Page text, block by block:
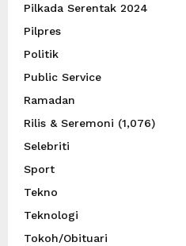
Pilkada Serentak 2024
Pilpres
Politik
Public Service
Ramadan
Rilis & Seremoni (1,076)
Selebriti
Sport
Tekno
Teknologi
Tokoh/Obituari